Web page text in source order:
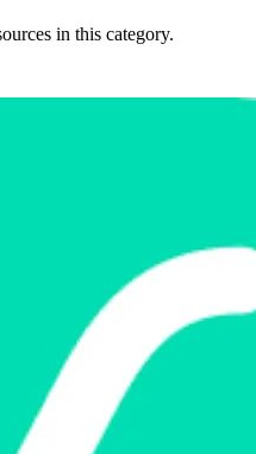
in this category.